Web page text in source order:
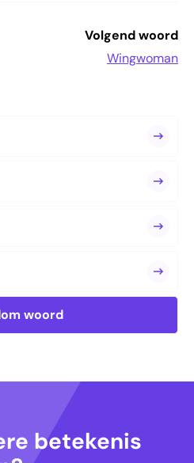
Volgend woord
Wingwoman
woord
betekenis